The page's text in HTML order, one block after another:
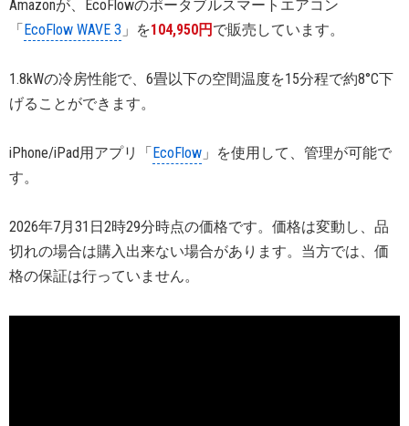
Amazonが、EcoFlowのポータブルスマートエアコン
「 EcoFlow WAVE 3 」を104,950円 で販売しています。
1.8kWの冷房性能で、6畳以下の空間温度を15分程で約8°C下
げることができます。
iPhone/iPad用アプリ「 EcoFlow 」を使用して、管理が可能で
す。
2026年7月31日2時29分時点の価格です。価格は変動し、品
切れの場合は購入出来ない場合があります。当方では、価
格の保証は行っていません。